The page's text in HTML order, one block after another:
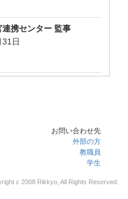
携センター 監事
日
お問い合わせ先
外部の方
教職員
学生
c 2008 Rikkyo, All Rights Reserved.